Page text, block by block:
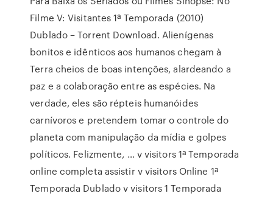
Filme V: Visitantes 1ª Temporada (2010)
Dublado – Torrent Download. Alienígenas
bonitos e idênticos aos humanos chegam à
Terra cheios de boas intenções, alardeando a
paz e a colaboração entre as espécies. Na
verdade, eles são répteis humanóides
carnívoros e pretendem tomar o controle do
planeta com manipulação da mídia e golpes
políticos. Felizmente, … v visitors 1ª Temporada
online completa assistir v visitors Online 1ª
Temporada Dublado v visitors 1 Temporada